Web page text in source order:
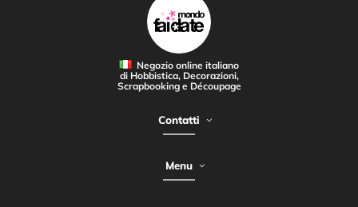
Negozio online italiano
di Hobbistica, Decorazioni,
Scrapbooking e Découpage
Contatti
Menu